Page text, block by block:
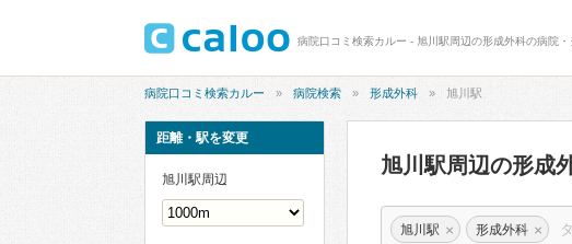
病院口コミ検索カルー - 旭川駅周辺の形成外科の病院
病院口コミ検索カルー 病院検索 形成外科 旭川駅
旭川駅周辺の形成
旭川駅 × 形成外科 ×
距離・駅を変更
旭川駅周辺